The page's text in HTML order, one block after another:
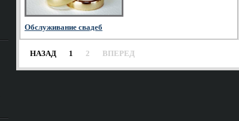
Обслуживание свадеб
НАЗАД 1 2 ВПЕРЕД